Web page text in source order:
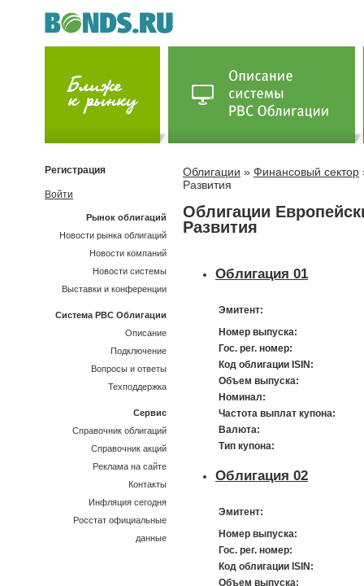
Облигации » Финансовый сектор
Развития
Облигации
Развития
Облигация 01
Эмитент:
Номер выпуска:
Гос. рег. номер:
Код облигации ISIN:
Объем выпуска:
Номинал:
Частота выплат купона:
Валюта:
Тип купона:
Облигация 02
Эмитент:
Номер выпуска:
Гос. рег. номер:
Код облигации ISIN:
Объем выпуска:
Регистрация
Войти
Рынок облигаций
Новости рынка облигаций
Новости компаний
Новости системы
Выставки и конференции
Система РВС Облигации
Описание
Подключение
Вопросы и ответы
Техподдержка
Сервис
Справочник облигаций
Справочник акций
Реклама на сайте
Контакты
Инфляция сегодня
Росстат официальные
данные